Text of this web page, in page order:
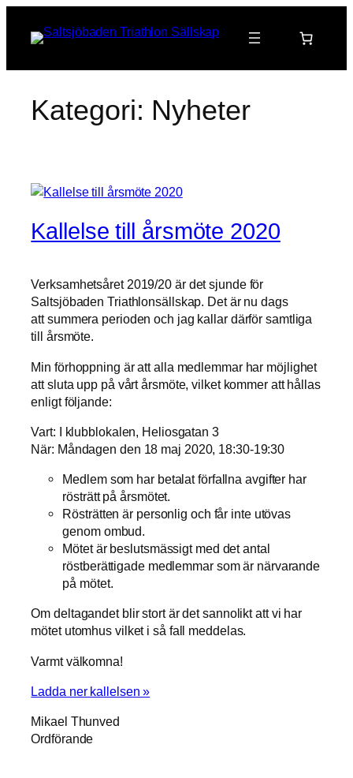
innehåll
Kategori: Nyheter
Kallelse till årsmöte 2020
Verksamhetsåret 2019/20 är det sjunde för
Saltsjöbaden Triathlonsällskap. Det är nu dags
att summera perioden och jag kallar därför samtliga
till årsmöte.
Min förhoppning är att alla medlemmar har möjlighet
att sluta upp på vårt årsmöte, vilket kommer att hållas
enligt följande:
Vart: I klubblokalen, Heliosgatan 3
När: Måndagen den 18 maj 2020, 18:30-19:30
Medlem som har betalat förfallna avgifter har
rösträtt på årsmötet.
Rösträtten är personlig och får inte utövas
genom ombud.
Mötet är beslutsmässigt med det antal
röstberättigade medlemmar som är närvarande
på mötet.
Om deltagandet blir stort är det sannolikt att vi har
mötet utomhus vilket i så fall meddelas.
Varmt välkomna!
Ladda ner kallelsen »
Mikael Thunved
Ordförande
Nödvändiga
Dessa kakor
går inte att
välja bort. De
behövs för
över huvud
taget ska
Statistik
ska kunna
förbättra